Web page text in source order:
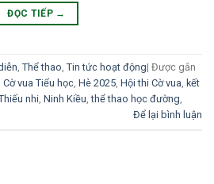
ĐỌC TIẾP →
, Thể thao, Tin tức hoạt động| Được gắn
Cờ vua Tiểu học, Hè 2025, Hội thi Cờ vua, kết
nhi, Ninh Kiều,thể thao học đường,
Để lại bình luận